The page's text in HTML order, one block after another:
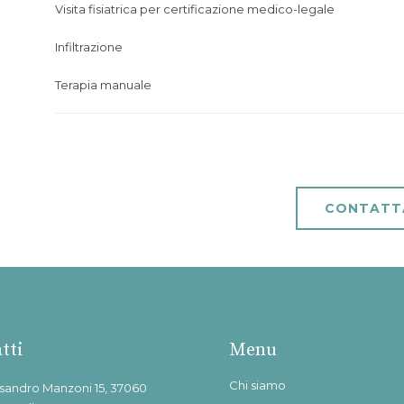
Visita fisiatrica per certificazione medico-legale
Infiltrazione
Terapia manuale
Manzoni 15, 37060
Menu
Chi siamo